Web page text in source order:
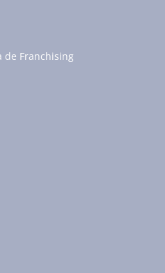
de Franchising